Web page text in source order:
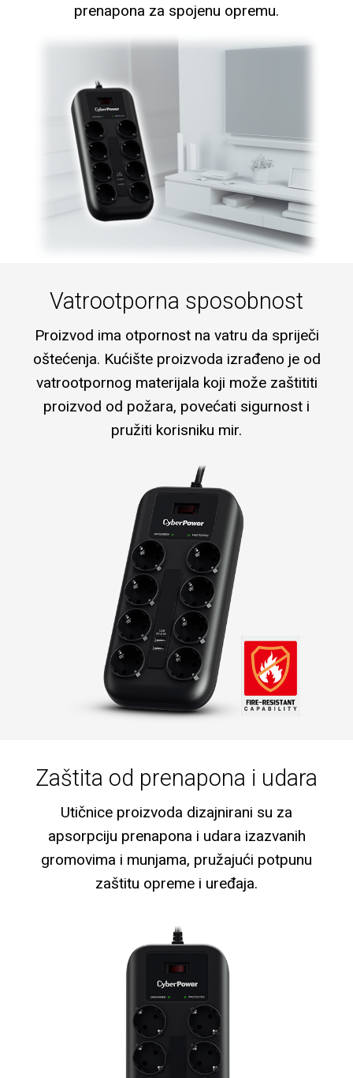
prenapona za spojenu opremu.
Vatrootporna sposobnost
Proizvod ima otpornost na vatru da spriječi
oštećenja. Kućište proizvoda izrađeno je od
vatrootpornog materijala koji može zaštititi
proizvod od požara, povećati sigurnost i
pružiti korisniku mir.
Zaštita od prenapona i udara
Utičnice proizvoda dizajnirani su za
apsorpciju prenapona i udara izazvanih
gromovima i munjama, pružajući potpunu
zaštitu opreme i uređaja.